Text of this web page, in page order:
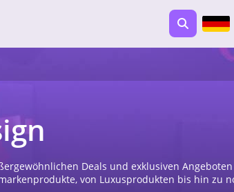
Deals und exklusiven Angeboten
von Luxusprodukten bis hin zu